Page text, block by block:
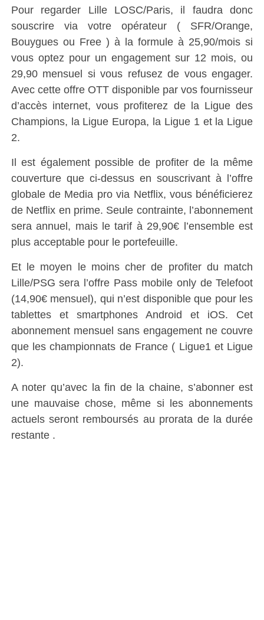
Pour regarder Lille LOSC/Paris, il faudra donc
souscrire via votre opérateur ( SFR/Orange,
Bouygues ou Free ) à la formule à 25,90/mois si
vous optez pour un engagement sur 12 mois, ou
29,90 mensuel si vous refusez de vous engager.
Avec cette offre OTT disponible par vos fournisseur
d’accès internet, vous profiterez de la Ligue des
Champions, la Ligue Europa, la Ligue 1 et la Ligue
2.
Il est également possible de profiter de la même
couverture que ci-dessus en souscrivant à l’offre
globale de Media pro via Netflix, vous bénéficierez
de Netflix en prime. Seule contrainte, l’abonnement
sera annuel, mais le tarif à 29,90€ l’ensemble est
plus acceptable pour le portefeuille.
Et le moyen le moins cher de profiter du match
Lille/PSG sera l’offre Pass mobile only de Telefoot
(14,90€ mensuel), qui n’est disponible que pour les
tablettes et smartphones Android et iOS. Cet
abonnement mensuel sans engagement ne couvre
que les championnats de France ( Ligue1 et Ligue
2).
A noter qu’avec la fin de la chaine, s’abonner est
une mauvaise chose, même si les abonnements
actuels seront remboursés au prorata de la durée
restante .